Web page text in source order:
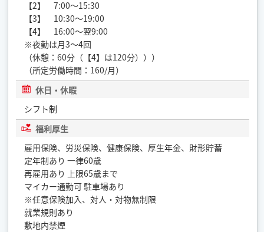
【2】 7:00～15:30
【3】 10:30～19:00
【4】 16:00～翌9:00
※夜勤は月3～4回
（休憩：60分（【4】は120分）））
（所定労働時間：160/月）
休日・休暇
シフト制
福利厚生
雇用保険、労災保険、健康保険、厚生年金、財形貯蓄
定年制あり 一律60歳
再雇用あり 上限65歳まで
マイカー通勤可 駐車場あり
※任意保険加入、対人・対物無制限
就業規則あり
敷地内禁煙